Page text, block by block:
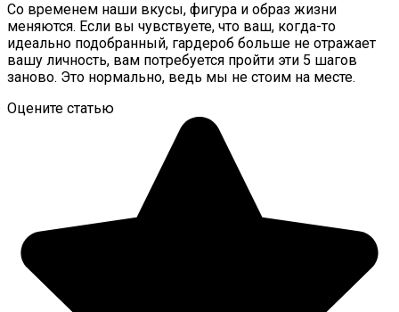
Со временем наши вкусы, фигура и образ жизни
меняются. Если вы чувствуете, что ваш, когда-то
идеально подобранный, гардероб больше не отражает
вашу личность, вам потребуется пройти эти 5 шагов
заново. Это нормально, ведь мы не стоим на месте.
Оцените статью